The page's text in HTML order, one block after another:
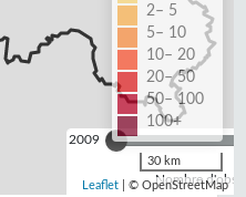
2009
Nombre
2– 5
5– 10
10– 20
20– 50
50– 100
100+
30 km
Leaflet | © OpenStreetMap